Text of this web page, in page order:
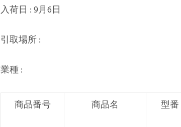
入荷日 : 9月6日
引取場所 :
業種 :
商品番号 商品名 型番